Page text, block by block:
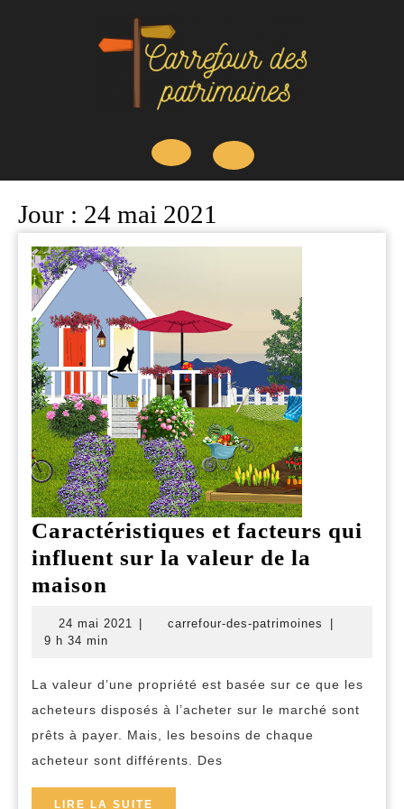
Open
Button
Jour : 24 mai 2021
Caractéristiques et facteurs qui
influent sur la valeur de la
maison
facteurs
influent
sur
la
de
24 mai 2021 24
carrefour-des-patrimoines
carrefour-
9 h 34 min
La valeur d’une propriété est basée sur ce que les
acheteurs disposés à l’acheter sur le marché sont
prêts à payer. Mais, les besoins de chaque
acheteur sont différents. Des
LIRE LA SUITE